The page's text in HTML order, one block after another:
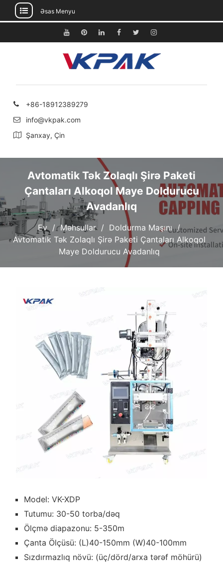
keçin
Əsas Menyu
YoutubePinterestLinkedinFacebook
TwitterInstagram
+86-18912389279
info@vkpak.com
Şanxay, Çin
Avtomatik Tək Zolaqlı Şirə Paketi
Çantaları Alkoqol Maye Doldurucu
Avadanlıq
Ev Məhsullar
Doldurma Maşını
Avtomatik Tək Zolaqlı Şirə Paketi Çantaları Alkoqol
Maye Doldurucu Avadanlıq
Model: VK-XDP
Tutumu: 30-50 torba/dəq
Ölçmə diapazonu: 5-350m
Çanta Ölçüsü: (L)40-150mm (W)40-100mm
Sızdırmazlıq növü: (üç/dörd/arxa tərəf möhürü)